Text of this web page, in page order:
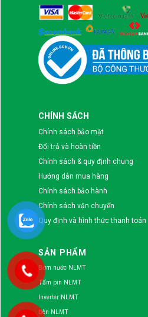
CHÍNH SÁCH
Chính sách bảo mật
Đổi trả và hoàn tiền
Chính sách & quy định chung
Hướng dẫn mua hàng
Chính sách bảo hành
Chính sách vận chuyển
Quy định và hình thức thanh toán
SẢN PHẨM
Bơm nước NLMT
Tấm pin NLMT
Inverter NLMT
Đèn NLMT